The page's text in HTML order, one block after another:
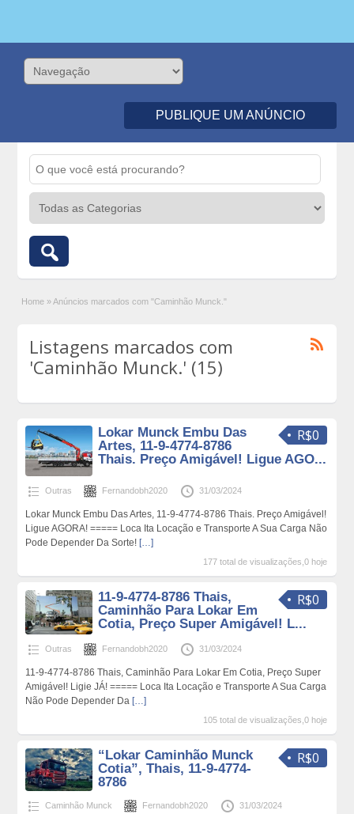
PUBLIQUE UM ANÚNCIO
Home » Anúncios marcados com "Caminhão Munck."
Listagens marcados com
'Caminhão Munck.' (15)
R$0
Lokar Munck Embu Das
Artes, 11-9-4774-8786
Thais. Preço Amigável! Ligue AGO...
Outras Fernandobh2020 31/03/2024
Lokar Munck Embu Das Artes, 11-9-4774-8786 Thais. Preço Amigável!
Ligue AGORA! ===== Loca Ita Locação e Transporte A Sua Carga Não
Pode Depender Da Sorte! […]
177 total de visualizações,0 hoje
R$0
11-9-4774-8786 Thais,
Caminhão Para Lokar Em
Cotia, Preço Super Amigável! L...
Outras Fernandobh2020 31/03/2024
11-9-4774-8786 Thais, Caminhão Para Lokar Em Cotia, Preço Super
Amigável! Ligie JÁ! ===== Loca Ita Locação e Transporte A Sua Carga
Não Pode Depender Da […]
105 total de visualizações,0 hoje
R$0
“Lokar Caminhão Munck
Cotia”, Thais, 11-9-4774-
8786
Caminhão Munck Fernandobh2020 31/03/2024